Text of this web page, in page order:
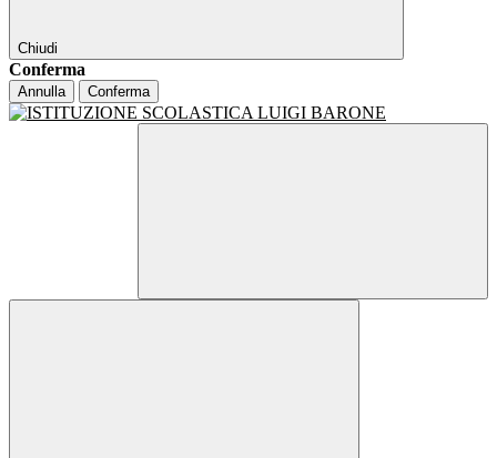
Chiudi
Conferma
Annulla Conferma